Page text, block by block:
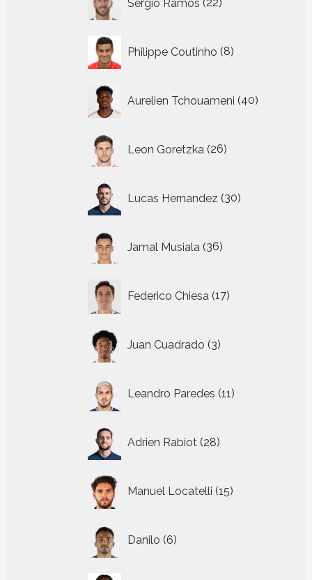
Sergio Ramos 22
producten
Philippe Coutinho 8
producten
Aurelien Tchouameni 40
producten
Leon Goretzka 26
producten
Lucas Hernandez 30
producten
Jamal Musiala 36
producten
Federico Chiesa 17
producten
Juan Cuadrado 3
producten
Leandro Paredes 11
producten
Adrien Rabiot 28
producten
Manuel Locatelli 15
producten
Danilo 6
producten